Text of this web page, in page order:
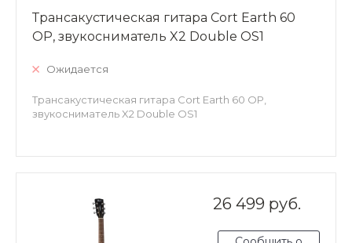
Трансакустическая гитара Cort Earth 60
OP, звукосниматель X2 Double OS1
Ожидается
Трансакустическая гитара Cort Earth 60 OP,
звукосниматель X2 Double OS1
26 499 руб.